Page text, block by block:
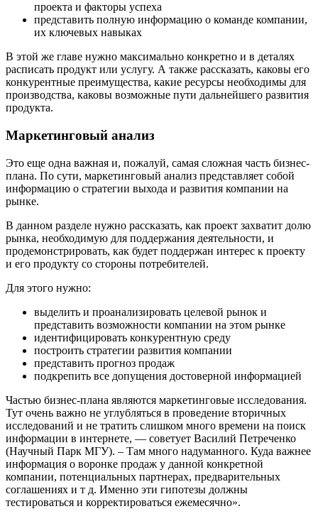
проекта и факторы успеха
представить полную информацию о команде компании,
их ключевых навыках
В этой же главе нужно максимально конкретно и в деталях
расписать продукт или услугу. А также рассказать, каковы его
конкурентные преимущества, какие ресурсы необходимы для
производства, каковы возможные пути дальнейшего развития
продукта.
Маркетинговый анализ
Это еще одна важная и, пожалуй, самая сложная часть бизнес-
плана. По сути, маркетинговый анализ представляет собой
информацию о стратегии выхода и развития компании на
рынке.
В данном разделе нужно рассказать, как проект захватит долю
рынка, необходимую для поддержания деятельности, и
продемонстрировать, как будет поддержан интерес к проекту
и его продукту со стороны потребителей.
Для этого нужно:
выделить и проанализировать целевой рынок и
представить возможности компании на этом рынке
идентифицировать конкурентную среду
построить стратегии развития компании
представить прогноз продаж
подкрепить все допущения достоверной информацией
Частью бизнес-плана являются маркетинговые исследования.
Тут очень важно не углубляться в проведение вторичных
исследований и не тратить слишком много времени на поиск
информации в интернете, — советует Василий Петреченко
(Научный Парк МГУ). – Там много надуманного. Куда важнее
информация о воронке продаж у данной конкретной
компании, потенциальных партнерах, предварительных
соглашениях и т д. Именно эти гипотезы должны
тестироваться и корректироваться ежемесячно».